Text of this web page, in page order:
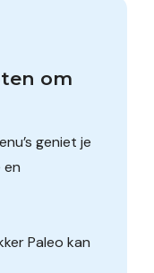
om
geniet je
en
Paleo kan